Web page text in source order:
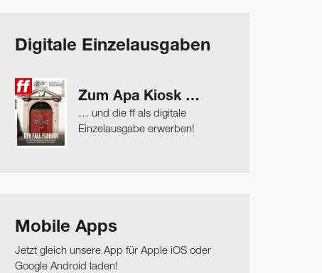
Digitale Einzelausgaben
Zum Apa Kiosk …
… und die ff als digitale
Einzelausgabe erwerben!
Mobile Apps
Jetzt gleich unsere App für Apple iOS oder
Google Android laden!